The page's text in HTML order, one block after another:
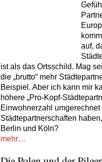
auf,
ist als das Ortsschild. Mag
die „brutto“ mehr
Beispiel. Aber ich kann mir
höhere „Pro-Kopf-
Einwohnerzahl
Städtepartnerschaften
Berlin und Köln?
mehr…